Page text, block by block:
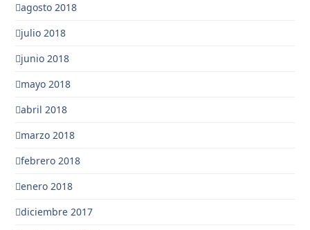
agosto 2018
julio 2018
junio 2018
mayo 2018
abril 2018
marzo 2018
febrero 2018
enero 2018
diciembre 2017